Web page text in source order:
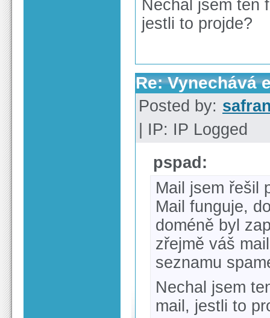
Nechal jsem ten
jestli to projde?
Re: Vynechává
Posted by:
| IP: IP Logged
pspad:
Mail jsem řešil
Mail funguje,
doméně byl
zřejmě váš
seznamu
Nechal jsem
mail, jestli to